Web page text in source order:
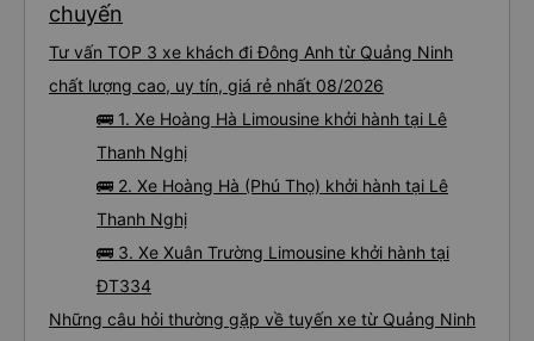
chuyến
Tư vấn TOP 3 xe khách đi Đông Anh từ Quảng Ninh
chất lượng cao, uy tín, giá rẻ nhất 08/2026
🚌 1. Xe Hoàng Hà Limousine khởi hành tại Lê
Thanh Nghị
🚌 2. Xe Hoàng Hà (Phú Thọ) khởi hành tại Lê
Thanh Nghị
🚌 3. Xe Xuân Trường Limousine khởi hành tại
ĐT334
Những câu hỏi thường gặp về tuyến xe từ Quảng Ninh